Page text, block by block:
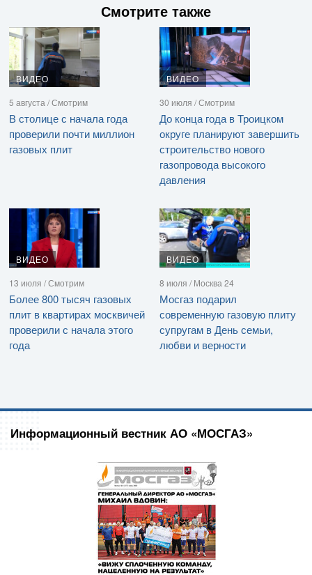
Смотрите также
ВИДЕО
5 августа / Смотрим
В столице с начала года
проверили почти миллион
газовых плит
ВИДЕО
30 июля / Смотрим
До конца года в Троицком
округе планируют завершить
строительство нового
газопровода высокого
давления
ВИДЕО
13 июля / Смотрим
Более 800 тысяч газовых
плит в квартирах москвичей
проверили с начала этого
года
ВИДЕО
8 июля / Москва 24
Мосгаз подарил
современную газовую плиту
супругам в День семьи,
любви и верности
Информационный вестник АО «МОСГАЗ»